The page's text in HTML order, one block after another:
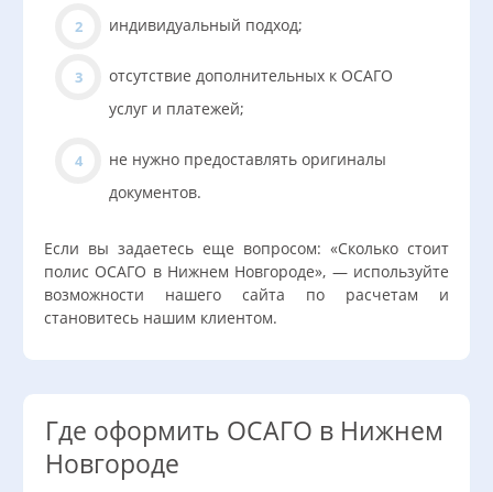
индивидуальный подход;
отсутствие дополнительных к ОСАГО
услуг и платежей;
не нужно предоставлять оригиналы
документов.
Если вы задаетесь еще вопросом: «Сколько стоит
полис ОСАГО в Нижнем Новгороде», — используйте
возможности нашего сайта по расчетам и
становитесь нашим клиентом.
Где оформить ОСАГО в Нижнем
Новгороде